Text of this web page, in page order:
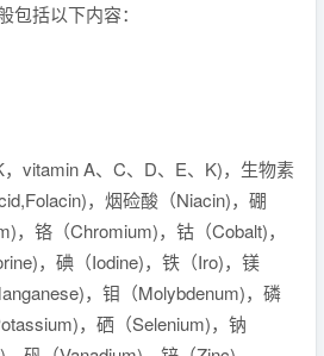
包括以下内容：
vitamin A、C、D、E、K)，生物素
，烟硷酸（Niacin)，硼
，铬（Chromium)，钴（Cobalt)，
，碘（Iodine)，铁（Iro)，镁
，钼（Molybdenum)，磷
，硒（Selenium)，钠